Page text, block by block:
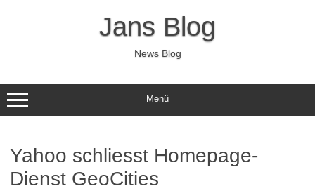
Jans Blog
News Blog
Menü
Yahoo schliesst Homepage-
Dienst GeoCities